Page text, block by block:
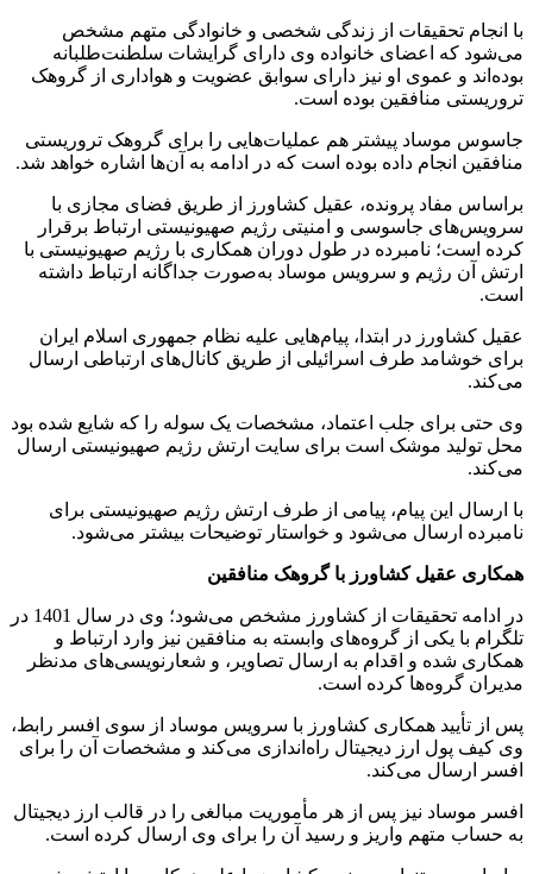
با انجام تحقیقات از زندگی شخصی و خانوادگی متهم مشخص
می‌شود که اعضای خانواده وی دارای گرایشات سلطنت‌طلبانه
بوده‌اند و عموی او نیز دارای سوابق عضویت و هواداری از گروهک
تروریستی منافقین بوده است.
جاسوس موساد پیشتر هم عملیات‌هایی را برای گروهک تروریستی
منافقین انجام داده بوده است که در ادامه به آن‌ها اشاره خواهد شد.
براساس مفاد پرونده، عقیل کشاورز از طریق فضای مجازی با
سرویس‌های جاسوسی و امنیتی رژیم صهیونیستی ارتباط برقرار
کرده است؛ نامبرده در طول دوران همکاری با رژیم صهیونیستی با
ارتش آن رژیم و سرویس موساد به‌صورت جداگانه ارتباط داشته
است.
عقیل کشاورز در ابتدا، پیام‌هایی علیه نظام جمهوری اسلام ایران
برای خوشامد طرف اسرائیلی از طریق کانال‌های ارتباطی ارسال
می‌کند.
وی حتی برای جلب اعتماد، مشخصات یک سوله را که شایع شده بود
محل تولید موشک است برای سایت ارتش رژیم صهیونیستی ارسال
می‌کند.
با ارسال این پیام، پیامی از طرف ارتش رژیم صهیونیستی برای
نامبرده ارسال می‌شود و خواستار توضیحات بیشتر می‌شود.
همکاری عقیل کشاورز با گروهک منافقین
در ادامه تحقیقات از کشاورز مشخص می‌شود؛ وی در سال 1401 در
تلگرام با یکی از گروه‌های وابسته به منافقین نیز وارد ارتباط و
همکاری شده و اقدام به ارسال تصاویر، و شعارنویسی‌های مدنظر
مدیران گروه‌ها کرده است.
پس از تأیید همکاری کشاورز با سرویس موساد از سوی افسر رابط،
وی کیف پول ارز دیجیتال راه‌اندازی می‌کند و مشخصات آن را برای
افسر ارسال می‌کند.
افسر موساد نیز پس از هر مأموریت مبالغی را در قالب ارز دیجیتال
به حساب متهم واریز و رسید آن را برای وی ارسال کرده است.